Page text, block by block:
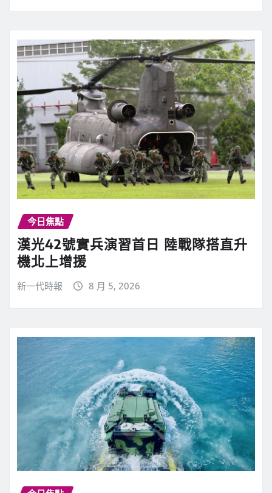
今日焦點
漢光42號實兵演習首日 陸戰隊搭直升
機北上增援
新一代時報 8 月 5, 2026